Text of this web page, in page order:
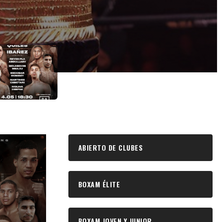
ABIERTO DE CLUBES
BOXAM ÉLITE